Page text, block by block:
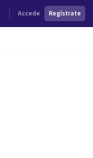
Accede Regístrate